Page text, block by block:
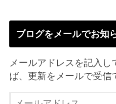
ブログをメールでお知
メールアドレスを記入し
ば、更新をメールで受信